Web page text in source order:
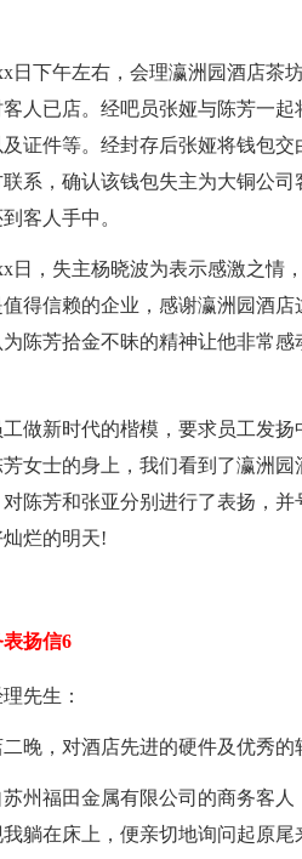
日下午左右，会理瀛洲园酒店茶
人已店。经吧员张娅与陈芳一起
证件等。经封存后张娅将钱包
系，确认该钱包失主为大铜公
客人手中。
日，失主杨晓波为表示感激之情
得信赖的企业，感谢瀛洲园酒
陈芳拾金不昧的精神让他非常
做新时代的楷模，要求员工发
女士的身上，我们看到了瀛洲
陈芳和张亚分别进行了表扬，
烂的明天!
扬信6
先生：
二晚，对酒店先进的硬件及优秀
州福田金属有限公司的商务客
躺在床上，便亲切地询问起原